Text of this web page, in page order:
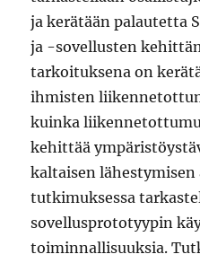
ja kerätään palautetta
ja -sovellusten
tarkoituksena on
ihmisten
kuinka
kehittää
kaltaisen lähestymisen
tutkimuksessa
sovellusprototyypin
toiminnallisuuksia.